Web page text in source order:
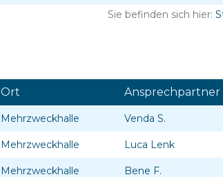
Sie befinden sich hier:
Ort Ansprechpartner
Mehrzweckhalle Venda S.
Mehrzweckhalle Luca Lenk
Mehrzweckhalle Bene F.